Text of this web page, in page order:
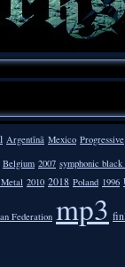
Argentīnā Mexico Progressive
Belgium 2007 symphonic
2010 2018 Poland 1996
Federation mp3